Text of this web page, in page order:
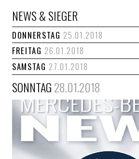
NEWS & SIEGER
DONNERSTAG 25.01.2018
FREITAG 26.01.2018
SAMSTAG 27.01.2018
SONNTAG 28.01.2018